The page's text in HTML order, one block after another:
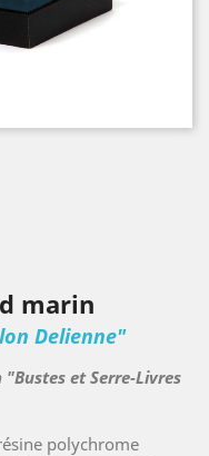
marin
Delienne"
et Serre-Livres
polychrome